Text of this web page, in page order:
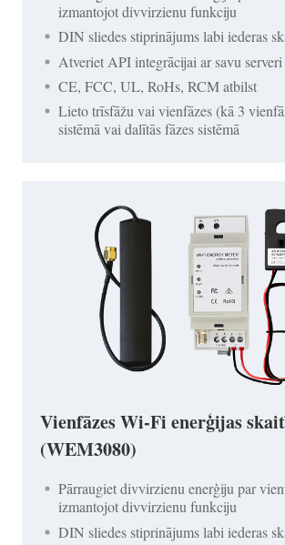
izmantojot divvirzienu funkciju
DIN sliedes stiprinājums labi iederas
Atveriet API integrācijai ar savu serveri
CE, FCC, UL, RoHs, RCM atbilst
Lieto trīsfāžu vai vienfāzes (kā 3
sistēmā vai dalītās fāzes sistēmā
Vienfāzes Wi-Fi enerģijas
(WEM3080)
Pārraugiet divvirzienu enerģiju par
izmantojot divvirzienu funkciju
DIN sliedes stiprinājums labi iederas